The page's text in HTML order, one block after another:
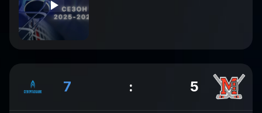
7 : 5